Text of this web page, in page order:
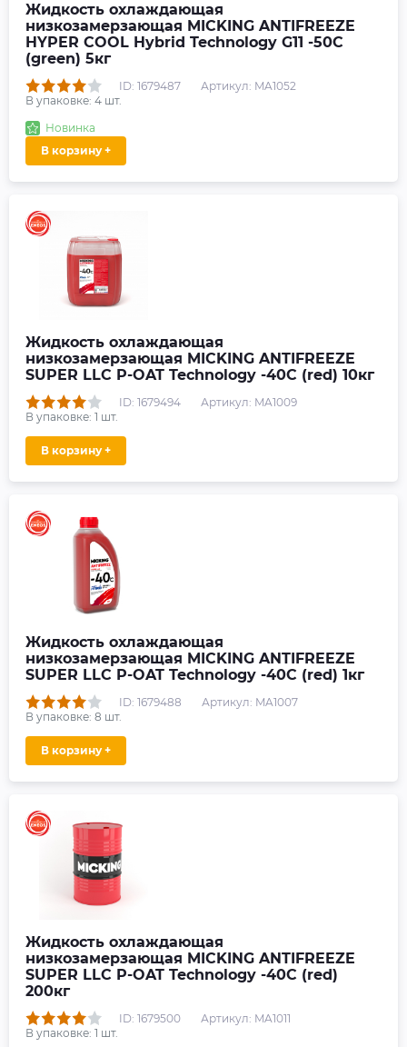
Жидкость охлаждающая
низкозамерзающая MICKING ANTIFREEZE
HYPER COOL Hybrid Technology G11 -50C
(green) 5кг
ID: 1679487
Артикул: MA1052
В упаковке: 4 шт.
Новинка
В корзину +
Жидкость охлаждающая
низкозамерзающая MICKING ANTIFREEZE
SUPER LLC P-OAT Technology -40C (red) 10кг
ID: 1679494
Артикул: MA1009
В упаковке: 1 шт.
В корзину +
Жидкость охлаждающая
низкозамерзающая MICKING ANTIFREEZE
SUPER LLC P-OAT Technology -40C (red) 1кг
ID: 1679488
Артикул: MA1007
В упаковке: 8 шт.
В корзину +
Жидкость охлаждающая
низкозамерзающая MICKING ANTIFREEZE
SUPER LLC P-OAT Technology -40C (red)
200кг
ID: 1679500
Артикул: MA1011
В упаковке: 1 шт.